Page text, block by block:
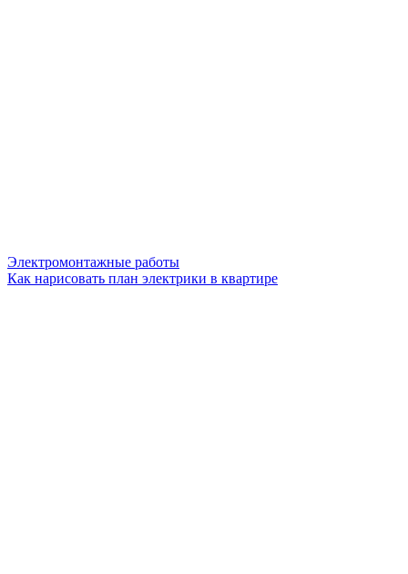
Электромонтажные работы
Как нарисовать план электрики в квартире